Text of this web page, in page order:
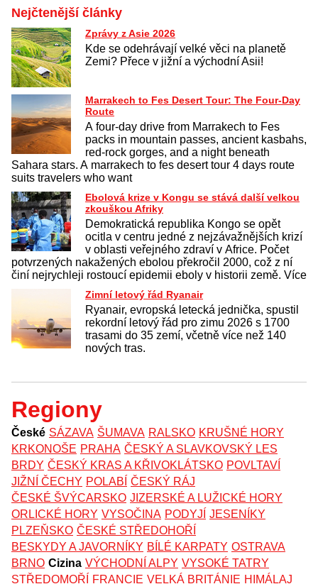
Nejčtenější články
Zprávy z Asie 2026
Kde se odehrávají velké věci na planetě
Zemi? Přece v jižní a východní Asii!
Marrakech to Fes Desert Tour: The Four-Day
Route
A four-day drive from Marrakech to Fes
packs in mountain passes, ancient kasbahs,
red-rock gorges, and a night beneath
Sahara stars. A marrakech to fes desert tour 4 days route
suits travelers who want
Ebolová krize v Kongu se stává další velkou
zkouškou Afriky
Demokratická republika Kongo se opět
ocitla v centru jedné z nejzávažnějších krizí
v oblasti veřejného zdraví v Africe. Počet
potvrzených nakažených ebolou překročil 2000, což z ní
činí nejrychleji rostoucí epidemii eboly v historii země. Více
Zimní letový řád Ryanair
Ryanair, evropská letecká jednička, spustil
rekordní letový řád pro zimu 2026 s 1700
trasami do 35 zemí, včetně více než 140
nových tras.
Regiony
České SÁZAVA ŠUMAVA RALSKO KRUŠNÉ HORY
KRKONOŠE PRAHA ČESKÝ A SLAVKOVSKÝ LES
BRDY ČESKÝ KRAS A KŘIVOKLÁTSKO POVLTAVÍ
JIŽNÍ ČECHY POLABÍ ČESKÝ RÁJ
ČESKÉ ŠVÝCARSKO JIZERSKÉ A LUŽICKÉ HORY
ORLICKÉ HORY VYSOČINA PODYJÍ JESENÍKY
PLZEŇSKO ČESKÉ STŘEDOHOŘÍ
BESKYDY A JAVORNÍKY BÍLÉ KARPATY OSTRAVA
BRNO Cizina VÝCHODNÍ ALPY VYSOKÉ TATRY
STŘEDOMOŘÍ
FRANCIE VELKÁ BRITÁNIE HIMÁLAJ